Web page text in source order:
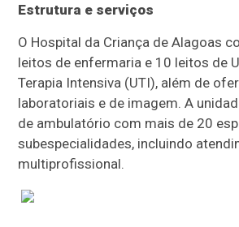
Estrutura e serviços
O Hospital da Criança de Alagoas
leitos de enfermaria e 10 leitos de
Terapia Intensiva (UTI), além de
laboratoriais e de imagem. A
de ambulatório com mais de 20
subespecialidades, incluindo
multiprofissional.